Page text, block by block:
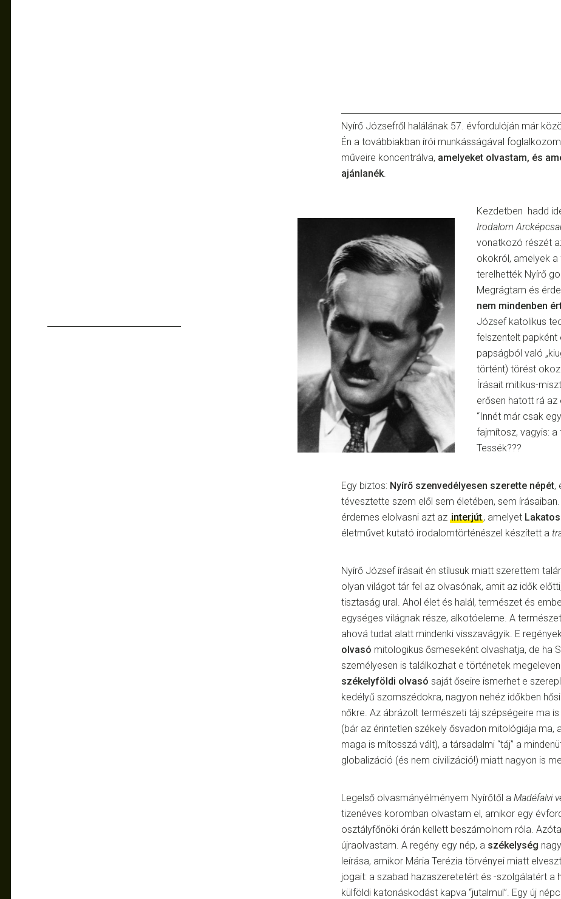
Nyírő Józsefről halálának 57. évfordulóján már
Én a továbbiakban írói munkásságával
műveire koncentrálva, amelyeket olvastam, és
ajánlanék.
Kezdetben hadd
Irodalom
vonatkozó részét
okokról, amelyek a
terelhették Nyírő
Megrágtam és
nem mindenben
József katolikus
felszentelt papként
papságból való
történt) törést
Írásait mitikus-
erősen hatott rá az
“Innét már csak
fajmítosz, vagyis: a
Tessék???
Egy biztos: Nyírő szenvedélyesen szerette népét,
tévesztette szem elől sem életében, sem
érdemes elolvasni azt az interjút, amelyet
életművet kutató irodalomtörténészel készített a
Nyírő József írásait én stílusuk miatt szerettem
olyan világot tár fel az olvasónak, amit az idők
tisztaság ural. Ahol élet és halál, természet és
egységes világnak része, alkotóeleme. A
ahová tudat alatt mindenki visszavágyik. E
olvasó mitologikus ősmeseként olvashatja, de ha
személyesen is találkozhat e történetek
székelyföldi olvasó saját őseire ismerhet e
kedélyű szomszédokra, nagyon nehéz időkben
nőkre. Az ábrázolt természeti táj szépségeire ma
(bár az érintetlen székely ősvadon mitológiája ma,
maga is mítosszá vált), a társadalmi “táj” a
globalizáció (és nem civilizáció!) miatt nagyon is
Legelső olvasmányélményem Nyírőtől a Madéfalvi
tizenéves koromban olvastam el, amikor egy
osztályfőnöki órán kellett beszámolnom róla.
újraolvastam. A regény egy nép, a székelység
leírása, amikor Mária Terézia törvényei miatt
jogait: a szabad hazaszeretetért és -szolgálatért a
külföldi katonáskodást kapva “jutalmul”. Egy új